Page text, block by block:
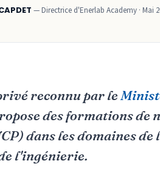
— Directrice d'Enerlab Academy · Mai
reconnu par le
des formations de
dans les domaines de
l'ingénierie.